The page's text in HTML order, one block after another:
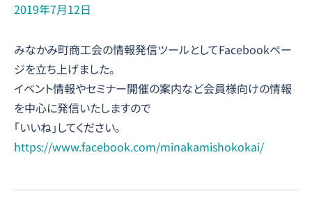
2019年7月12日
みなかみ町商工会の情報発信ツールとしてFacebookペー
ジを立ち上げました。
イベント情報やセミナー開催の案内など会員様向けの情報
を中心に発信いたしますので
「いいね」してください。
https://www.facebook.com/minakamishokokai/